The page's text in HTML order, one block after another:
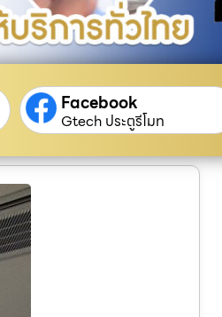
Facebook
Gtech ประตูรีโมท